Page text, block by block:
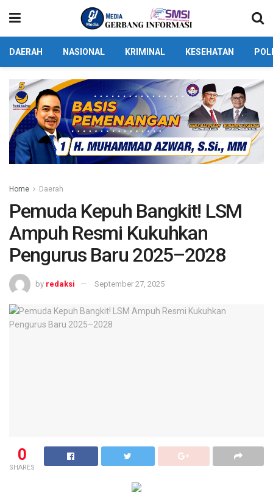
DAERAH NASIONAL KRIMINAL KESEHATAN
Home Daerah
Pemuda Kepuh Bangkit! LSM
Ampuh Resmi Kukuhkan
Pengurus Baru 2025–2028
by redaksi September 27, 2025
0
SHARES